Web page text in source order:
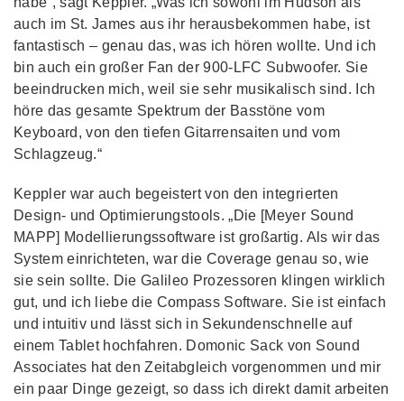
auch im St. James aus ihr herausbekommen habe, ist
fantastisch – genau das, was ich hören wollte. Und ich
bin auch ein großer Fan der 900-LFC Subwoofer. Sie
beeindrucken mich, weil sie sehr musikalisch sind. Ich
höre das gesamte Spektrum der Basstöne vom
Keyboard, von den tiefen Gitarrensaiten und vom
Schlagzeug.“
Keppler war auch begeistert von den integrierten
Design- und Optimierungstools. „Die [Meyer Sound
MAPP] Modellierungssoftware ist großartig. Als wir das
System einrichteten, war die Coverage genau so, wie
sie sein sollte. Die Galileo Prozessoren klingen wirklich
gut, und ich liebe die Compass Software. Sie ist einfach
und intuitiv und lässt sich in Sekundenschnelle auf
einem Tablet hochfahren. Domonic Sack von Sound
Associates hat den Zeitabgleich vorgenommen und mir
ein paar Dinge gezeigt, so dass ich direkt damit arbeiten